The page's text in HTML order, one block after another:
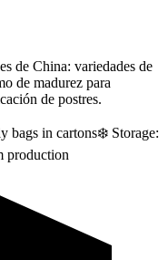
de China: variedades de
de madurez para
de postres.
bags in cartons❄️ Storage:
production